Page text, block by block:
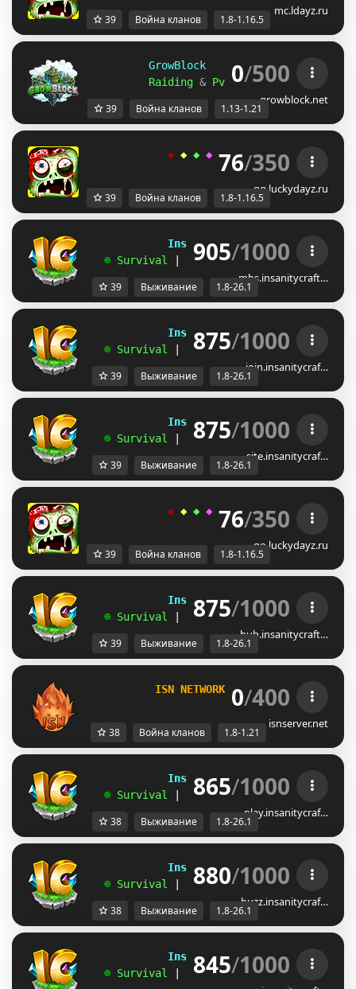
mc.ldayz.ru
39 Война кланов 1.8-1.16.5
GrowBlock     Factions
Raiding & PvP & Level & Skills
0/500
growblock.net
39 Война кланов 1.13-1.21
◆ ◆ ◆ ◆ ◆ ＬＵＣＫＹ- ＤＡＹＺ
76/350
gg.luckydayz.ru
39 Война кланов 1.8-1.16.5
InsanityCraft || 1.8 - 26.1
☻ Survival Factions | Skyblock
905/1000
mbs.insanitycraft…
39 Выживание 1.8-26.1
InsanityCraft || 1.8 - 26.1
☻ Survival Factions | Skyblock
875/1000
join.insanitycraf…
39 Выживание 1.8-26.1
InsanityCraft || 1.8 - 26.1
☻ Survival Factions | Skyblock
875/1000
site.insanitycraf…
39 Выживание 1.8-26.1
◆ ◆ ◆ ◆ ◆ ＬＵＣＫＹ- ＤＡＹＺ
76/350
go.luckydayz.ru
39 Война кланов 1.8-1.16.5
InsanityCraft || 1.8 - 26.1
☻ Survival Factions | Skyblock
875/1000
hub.insanitycraft…
39 Выживание 1.8-26.1
ISN NETWORK -
[1.8 - 1.21]
FACTIONS
0/400
isnserver.net
38 Война кланов 1.8-1.21
InsanityCraft || 1.8 - 26.1
☻ Survival Factions | Skyblock
865/1000
play.insanitycraf…
38 Выживание 1.8-26.1
InsanityCraft || 1.8 - 26.1
☻ Survival Factions | Skyblock
880/1000
buzz.insanitycraf…
38 Выживание 1.8-26.1
InsanityCraft || 1.8 - 26.1
☻ Survival Factions | Skyblock
845/1000